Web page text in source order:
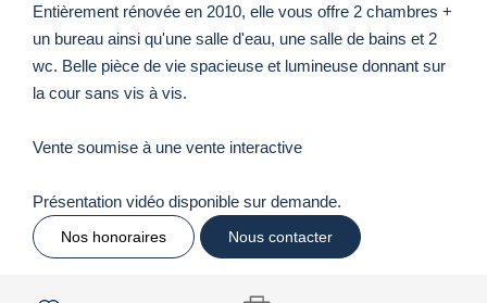
Entièrement rénovée en 2010, elle vous offre 2 chambres +
un bureau ainsi qu'une salle d'eau, une salle de bains et 2
wc. Belle pièce de vie spacieuse et lumineuse donnant sur
la cour sans vis à vis.
Vente soumise à une vente interactive
Présentation vidéo disponible sur demande.
Nos honoraires Nous contacter